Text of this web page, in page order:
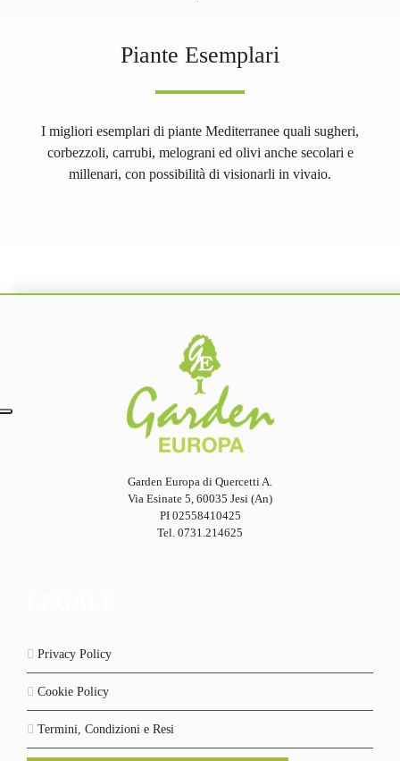
Piante Esemplari
I migliori esemplari di piante Mediterranee quali sugheri,
corbezzoli, carrubi, melograni ed olivi anche secolari e
millenari, con possibilità di visionarli in vivaio.
Garden Europa di Quercetti A.
Via Esinate 5, 60035 Jesi (An)
PI 02558410425
Tel. 0731.214625
Privacy Policy
Cookie Policy
Termini, Condizioni e Resi